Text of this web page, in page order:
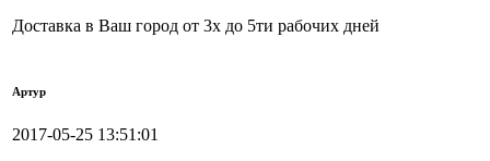
Доставка в Ваш город от 3х до 5ти рабочих дней
Артур
2017-05-25 13:51:01